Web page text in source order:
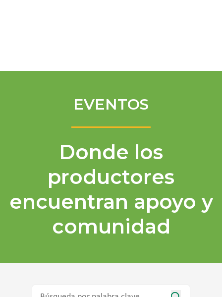
EVENTOS
Donde los
productores
encuentran apoyo y
comunidad